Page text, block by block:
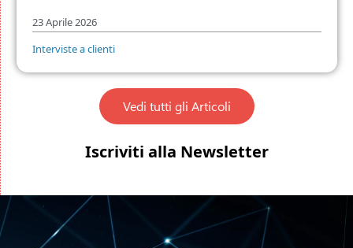
23 Aprile 2026
Interviste a clienti
Vedi tutti gli Articoli
Iscriviti alla Newsletter